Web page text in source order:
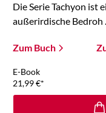
Die Serie Tachyon ist
außerirdische Bedroh
Zum Buch
E-Book
21,99€*